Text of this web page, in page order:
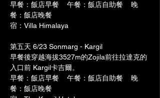
早餐：飯店早餐    午餐：飯店自助餐    晚
餐：飯店晚餐
宿：Villa Himalaya
第五天 6/23 Sonmarg - Kargil
早餐後穿越海拔3527m的Zojila前往拉達克的
入口前 Kargil卡吉爾。
早餐：飯店早餐    午餐：飯店自助餐    晚
餐：飯店晚餐